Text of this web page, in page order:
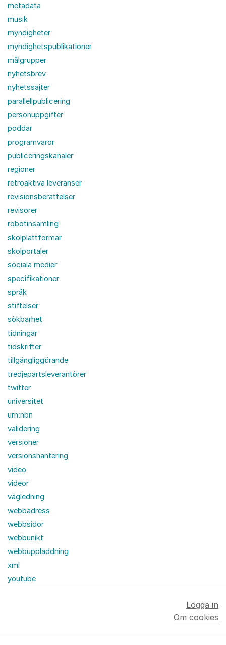
metadata
musik
myndigheter
myndighetspublikationer
målgrupper
nyhetsbrev
nyhetssajter
parallellpublicering
personuppgifter
poddar
programvaror
publiceringskanaler
regioner
retroaktiva leveranser
revisionsberättelser
revisorer
robotinsamling
skolplattformar
skolportaler
sociala medier
specifikationer
språk
stiftelser
sökbarhet
tidningar
tidskrifter
tillgängliggörande
tredjepartsleverantörer
twitter
universitet
urn:nbn
validering
versioner
versionshantering
video
videor
vägledning
webbadress
webbsidor
webbunikt
webbuppladdning
xml
youtube
Logga in
Om cookies